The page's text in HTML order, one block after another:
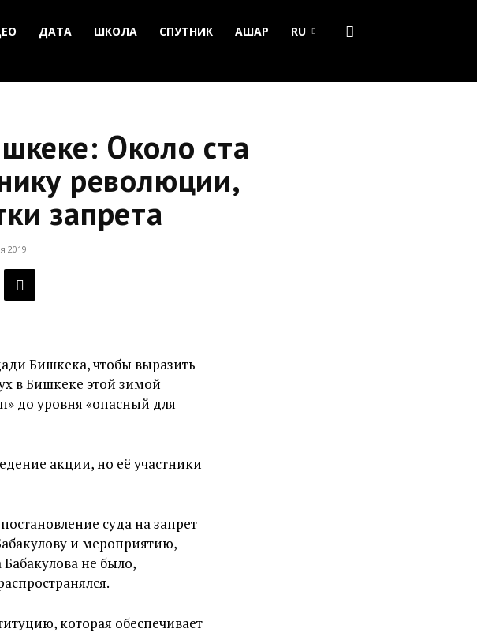
ДАТА ШКОЛА СПУТНИК АШАР RU
Около ста
революции,
запрета
2019
Бишкека, чтобы выразить
в Бишкеке этой зимой
до уровня «опасный для
акции, но её участники
суда на запрет
и мероприятию,
не было,
которая обеспечивает